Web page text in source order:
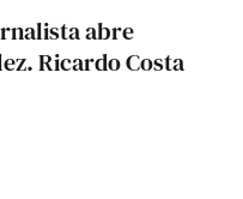
abre
Ricardo Costa